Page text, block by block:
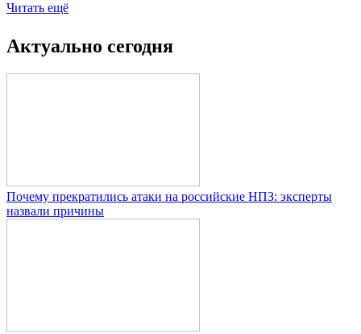
Читать ещё
Актуально сегодня
Почему прекратились атаки на российские НПЗ: эксперты
назвали причины